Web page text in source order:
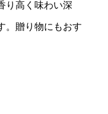
り高く味わい深
。贈り物にもおす